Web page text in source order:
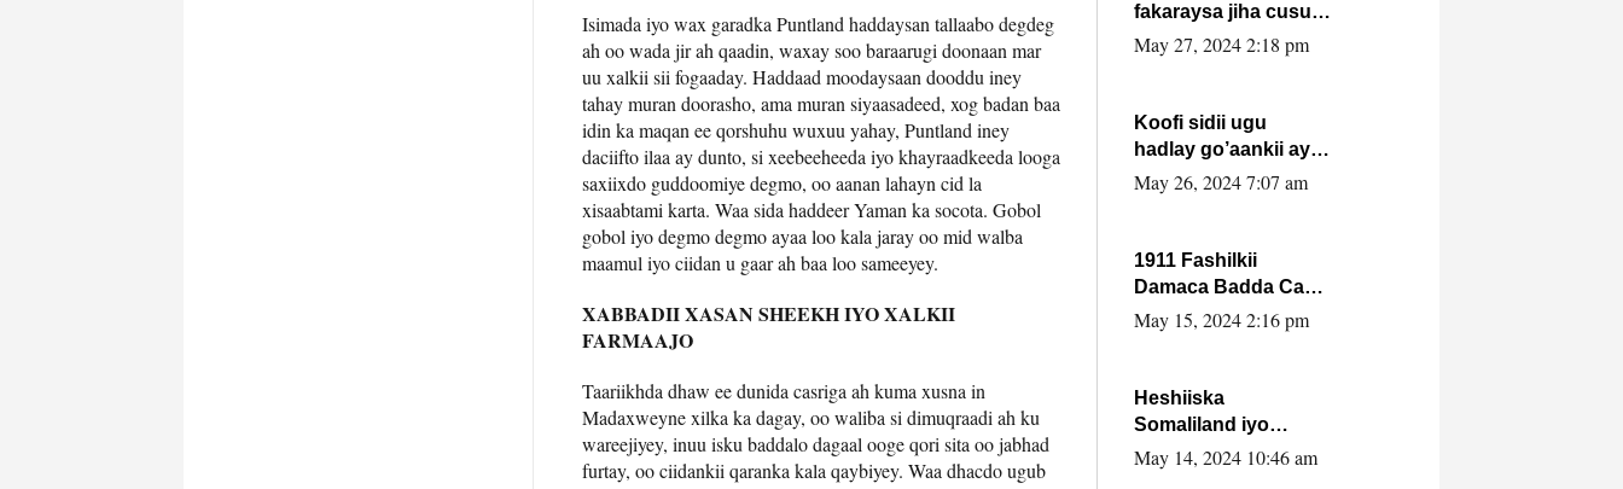
Isimada iyo wax garadka Puntland haddaysan tallaabo degdeg
ah oo wada jir ah qaadin, waxay soo baraarugi doonaan mar
uu xalkii sii fogaaday. Haddaad moodaysaan dooddu iney
tahay muran doorasho, ama muran siyaasadeed, xog badan baa
idin ka maqan ee qorshuhu wuxuu yahay, Puntland iney
daciifto ilaa ay dunto, si xeebeeheeda iyo khayraadkeeda looga
saxiixdo guddoomiye degmo, oo aanan lahayn cid la
xisaabtami karta. Waa sida haddeer Yaman ka socota. Gobol
gobol iyo degmo degmo ayaa loo kala jaray oo mid walba
maamul iyo ciidan u gaar ah baa loo sameeyey.
XABBADII XASAN SHEEKH IYO XALKII
FARMAAJO
Taariikhda dhaw ee dunida casriga ah kuma xusna in
Madaxweyne xilka ka dagay, oo waliba si dimuqraadi ah ku
wareejiyey, inuu isku baddalo dagaal ooge qori sita oo jabhad
furtay, oo ciidankii qaranka kala qaybiyey. Waa dhacdo ugub
fakaraysa jiha cusub
oo siyaasadeed !!
May 27, 2024 2:18 pm
Koofi sidii ugu
hadlay go’aankii ay
ka gaartay
May 26, 2024 7:07 am
1911 Fashilkii
Damaca Badda Cas
ee Lij Iyasu Iyo Kan
May 15, 2024 2:16 pm
Heshiiska
Somaliland iyo
Itoobiya oo ah mid
May 14, 2024 10:46 am